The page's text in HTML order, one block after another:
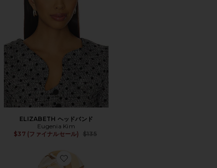
ELIZABETH ヘッドバンド
Eugenia Kim
$37 (ファイナルセール)
Previous price:
$135
Favorite GIGI ヘッドスカーフ